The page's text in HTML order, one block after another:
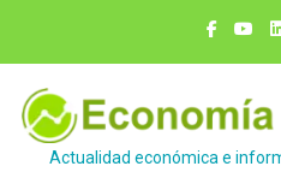
Actualidad económica e